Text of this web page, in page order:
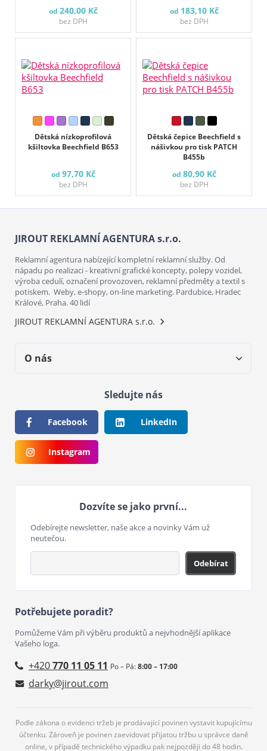
od 240,00 Kč
bez DPH
od 183,10 Kč
bez DPH
Dětská nízkoprofilová
kšiltovka Beechfield B653
od 97,70 Kč
bez DPH
Dětská čepice Beechfield s
nášivkou pro tisk PATCH
B455b
od 80,90 Kč
bez DPH
JIROUT REKLAMNÍ AGENTURA s.r.o.
Reklamní agentura nabízející kompletní reklamní služby. Od
nápadu po realizaci - kreativní grafické koncepty, polepy vozidel,
výroba cedulí, označení provozoven, reklamní předměty a textil s
potiskem. Weby, e-shopy, on-line marketing. Pardubice, Hradec
Králové, Praha. 40 lidí
JIROUT REKLAMNÍ AGENTURA s.r.o.
O nás
Sledujte nás
Facebook LinkedIn
Instagram
Dozvíte se jako první...
Odebírejte newsletter, naše akce a novinky Vám už
neutečou.
Odebírat
Potřebujete poradit?
Pomůžeme Vám při výběru produktů a nejvhodnější aplikace
Vašeho loga.
+420770 11 05 11 Po – Pá:8:00 – 17:00
darky@jirout.com
Podle zákona o evidenci tržeb je prodávající povinen vystavit kupujícímu
účtenku. Zároveň je povinen zaevidovat přijatou tržbu u správce daně
online, v případě technického výpadku pak nejpozději do 48 hodin.